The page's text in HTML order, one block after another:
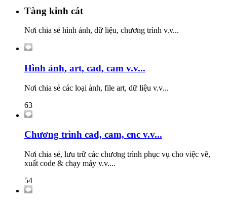
Tàng kinh cát
Nơi chia sẻ hình ảnh, dữ liệu, chương trình v.v...
Hình ảnh, art, cad, cam v.v...
Nơi chia sẻ các loại ảnh, file art, dữ liệu v.v...
63
Chương trình cad, cam, cnc v.v...
Nơi chia sẻ, lưu trữ các chương trình phục vụ cho việc vẽ,
xuất code & chạy máy v.v....
54